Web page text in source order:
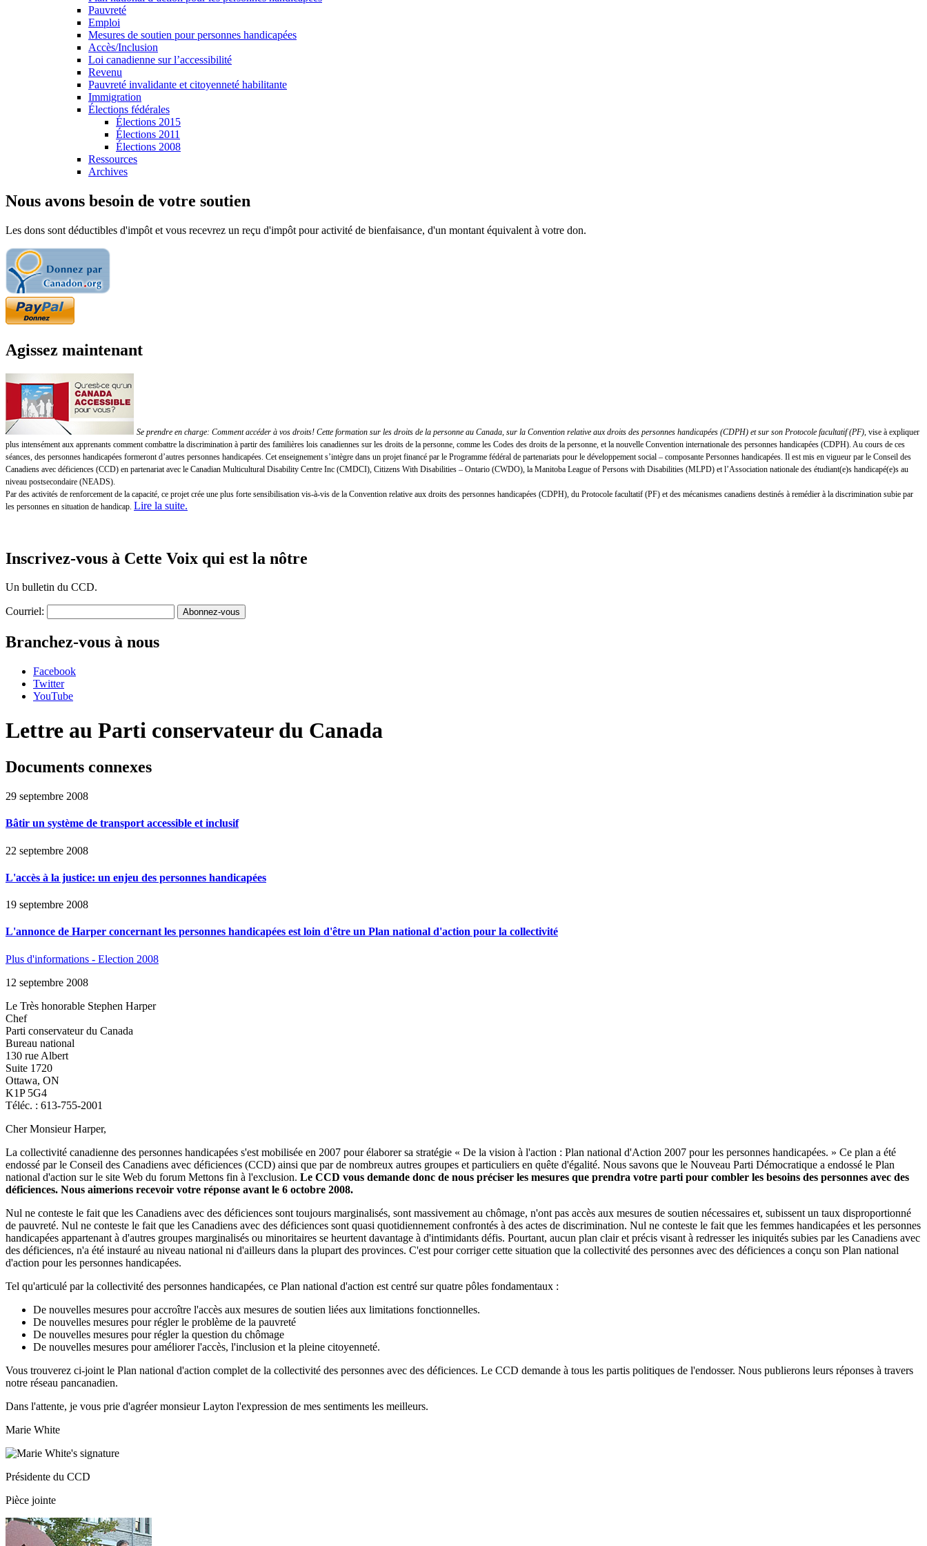
Pauvreté
Emploi
Mesures de soutien pour personnes handicapées
Accès/Inclusion
Loi canadienne sur l’accessibilité
Revenu
Pauvreté invalidante et citoyenneté habilitante
Immigration
Élections fédérales
Élections 2015
Élections 2011
Élections 2008
Ressources
Archives
Nous avons besoin de votre soutien
Les dons sont déductibles d'impôt et vous recevrez un reçu d'impôt pour activité de bienfaisance, d'un montant équivalent à votre don.
Agissez maintenant
Se prendre en charge: Comment accéder à vos droits! Cette formation sur les droits de la personne au Canada, sur la Convention relative aux droits des personnes handicapées (CDPH) et sur son Protocole facultatif (PF) , vise à expliquer
plus intensément aux apprenants comment combattre la discrimination à partir des familières lois canadiennes sur les droits de la personne, comme les Codes des droits de la personne, et la nouvelle Convention internationale des personnes handicapées (CDPH). Au cours de ces
séances, des personnes handicapées formeront d’autres personnes handicapées. Cet enseignement s’intègre dans un projet financé par le Programme fédéral de partenariats pour le développement social – composante Personnes handicapées. Il est mis en vigueur par le Conseil des
Canadiens avec déficiences (CCD) en partenariat avec le Canadian Multicultural Disability Centre Inc (CMDCI), Citizens With Disabilities – Ontario (CWDO), la Manitoba League of Persons with Disabilities (MLPD) et l’Association nationale des étudiant(e)s handicapé(e)s au
niveau postsecondaire (NEADS).
Par des activités de renforcement de la capacité, ce projet crée une plus forte sensibilisation vis-à-vis de la Convention relative aux droits des personnes handicapées (CDPH), du Protocole facultatif (PF) et des mécanismes canadiens destinés à remédier à la discrimination subie par
les personnes en situation de handicap. Lire la suite.
Inscrivez-vous à Cette Voix qui est la nôtre
Un bulletin du CCD.
Courriel:
Branchez-vous à nous
Facebook
Twitter
YouTube
Lettre au Parti conservateur du Canada
Documents connexes
29 septembre 2008
Bâtir un système de transport accessible et inclusif
22 septembre 2008
L'accès à la justice: un enjeu des personnes handicapées
19 septembre 2008
L'annonce de Harper concernant les personnes handicapées est loin d'être un Plan national d'action pour la collectivité
Plus d'informations - Election 2008
12 septembre 2008
Le Très honorable Stephen Harper
Chef
Parti conservateur du Canada
Bureau national
130 rue Albert
Suite 1720
Ottawa, ON
K1P 5G4
Téléc. : 613-755-2001
Cher Monsieur Harper,
La collectivité canadienne des personnes handicapées s'est mobilisée en 2007 pour élaborer sa stratégie « De la vision à l'action : Plan national d'Action 2007 pour les personnes handicapées. » Ce plan a été
endossé par le Conseil des Canadiens avec déficiences (CCD) ainsi que par de nombreux autres groupes et particuliers en quête d'égalité. Nous savons que le Nouveau Parti Démocratique a endossé le Plan
national d'action sur le site Web du forum Mettons fin à l'exclusion. Le CCD vous demande donc de nous préciser les mesures que prendra votre parti pour combler les besoins des personnes avec des
déficiences. Nous aimerions recevoir votre réponse avant le 6 octobre 2008.
Nul ne conteste le fait que les Canadiens avec des déficiences sont toujours marginalisés, sont massivement au chômage, n'ont pas accès aux mesures de soutien nécessaires et, subissent un taux disproportionné
de pauvreté. Nul ne conteste le fait que les Canadiens avec des déficiences sont quasi quotidiennement confrontés à des actes de discrimination. Nul ne conteste le fait que les femmes handicapées et les personnes
handicapées appartenant à d'autres groupes marginalisés ou minoritaires se heurtent davantage à d'intimidants défis. Pourtant, aucun plan clair et précis visant à redresser les iniquités subies par les Canadiens avec
des déficiences, n'a été instauré au niveau national ni d'ailleurs dans la plupart des provinces. C'est pour corriger cette situation que la collectivité des personnes avec des déficiences a conçu son Plan national
d'action pour les personnes handicapées.
Tel qu'articulé par la collectivité des personnes handicapées, ce Plan national d'action est centré sur quatre pôles fondamentaux :
De nouvelles mesures pour accroître l'accès aux mesures de soutien liées aux limitations fonctionnelles.
De nouvelles mesures pour régler le problème de la pauvreté
De nouvelles mesures pour régler la question du chômage
De nouvelles mesures pour améliorer l'accès, l'inclusion et la pleine citoyenneté.
Vous trouverez ci-joint le Plan national d'action complet de la collectivité des personnes avec des déficiences. Le CCD demande à tous les partis politiques de l'endosser. Nous publierons leurs réponses à travers
notre réseau pancanadien.
Dans l'attente, je vous prie d'agréer monsieur Layton l'expression de mes sentiments les meilleurs.
Marie White
Présidente du CCD
Pièce jointe